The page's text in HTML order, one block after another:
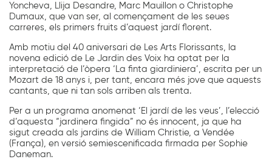
Yoncheva, Llija Desandre, Marc Mauillon o Christophe
Dumaux, que van ser, al començament de les seues
carreres, els primers fruits d’aquest jardí florent.
Amb motiu del 40 aniversari de Les Arts Florissants, la
novena edició de Le Jardin des Voix ha optat per la
interpretació de l’òpera ‘La finta giardiniera’, escrita per un
Mozart de 18 anys i, per tant, encara més jove que aquests
cantants, que ni tan sols arriben als trenta.
Per a un programa anomenat ‘El jardí de les veus’, l’elecció
d’aquesta “jardinera fingida” no és innocent, ja que ha
sigut creada als jardins de William Christie, a Vendée
(França), en versió semiescenificada firmada per Sophie
Daneman.